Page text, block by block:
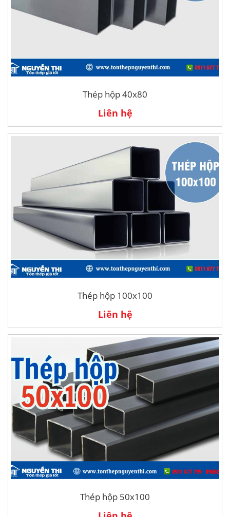
Thép hộp 40x80
Liên hệ
Thép hộp 100x100
Liên hệ
Thép hộp 50x100